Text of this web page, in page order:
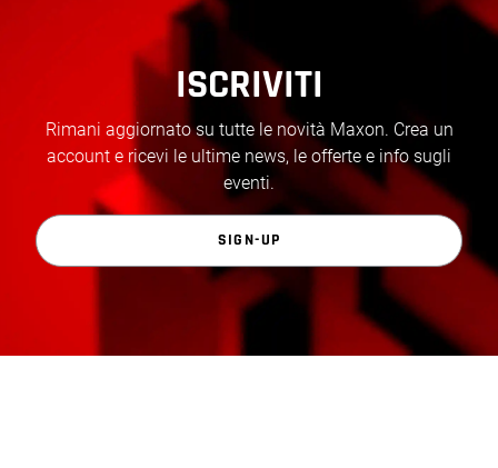
ISCRIVITI
Rimani aggiornato su tutte le novità Maxon. Crea un
account e ricevi le ultime news, le offerte e info sugli
eventi.
SIGN-UP